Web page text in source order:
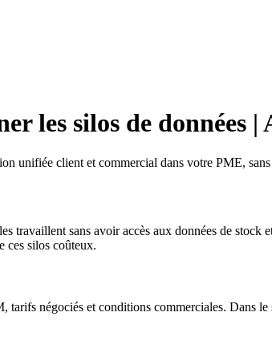
les silos de données |
unifiée client et commercial dans votre PME, sans
sans avoir accès aux données de stock
ces silos coûteux.
tarifs négociés et conditions commerciales. Dans